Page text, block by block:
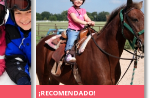
¡RECOMENDADO!